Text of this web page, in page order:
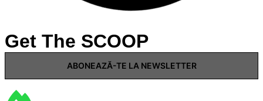
Get The SCOOP
ABONEAZĂ-TE LA NEWSLETTER